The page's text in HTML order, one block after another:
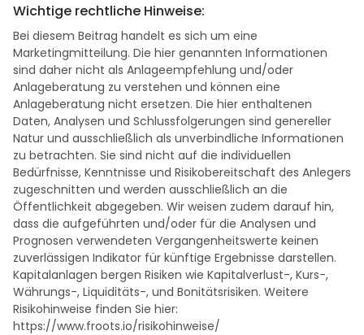
Wichtige rechtliche Hinweise:
Bei diesem Beitrag handelt es sich um eine
Marketingmitteilung. Die hier genannten Informationen
sind daher nicht als Anlageempfehlung und/oder
Anlageberatung zu verstehen und können eine
Anlageberatung nicht ersetzen. Die hier enthaltenen
Daten, Analysen und Schlussfolgerungen sind genereller
Natur und ausschließlich als unverbindliche Informationen
zu betrachten. Sie sind nicht auf die individuellen
Bedürfnisse, Kenntnisse und Risikobereitschaft des Anlegers
zugeschnitten und werden ausschließlich an die
Öffentlichkeit abgegeben. Wir weisen zudem darauf hin,
dass die aufgeführten und/oder für die Analysen und
Prognosen verwendeten Vergangenheitswerte keinen
zuverlässigen Indikator für künftige Ergebnisse darstellen.
Kapitalanlagen bergen Risiken wie Kapitalverlust-, Kurs-,
Währungs-, Liquiditäts-, und Bonitätsrisiken. Weitere
Risikohinweise finden Sie hier:
https://www.froots.io/risikohinweise/